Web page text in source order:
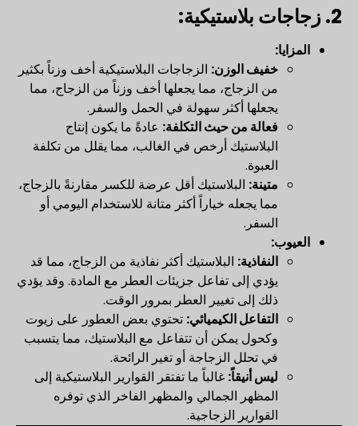
2. زجاجات بلاستيكية:
المزايا:
خفيف الوزن: الزجاجات البلاستيكية أخف وزناً بكثير
من الزجاج، مما يجعلها أخف وزناً من الزجاج، مما
يجعلها أكثر سهولة في الحمل والسفر.
فعالة من حيث التكلفة: عادةً ما يكون إنتاج
البلاستيك أرخص في الغالب، مما يقلل من تكلفة
العبوة.
متينة: البلاستيك أقل عرضة للكسر مقارنةً بالزجاج،
مما يجعله خياراً أكثر متانة للاستخدام اليومي أو
السفر.
العيوب:
النفاذية: البلاستيك أكثر نفاذية من الزجاج، مما قد
يؤدي إلى تفاعل جزيئات العطر مع المادة. وقد يؤدي
ذلك إلى تغيير العطر بمرور الوقت.
التفاعل الكيميائي: تحتوي بعض العطور على زيوت
وكحول يمكن أن تتفاعل مع البلاستيك، مما يتسبب
في تحلل الزجاجة أو تغير الرائحة.
ليس أنيقاً: غالباً ما تفتقر القوارير البلاستيكية إلى
المظهر الجمالي والمظهر الفاخر الذي توفره
القوارير الزجاجية.